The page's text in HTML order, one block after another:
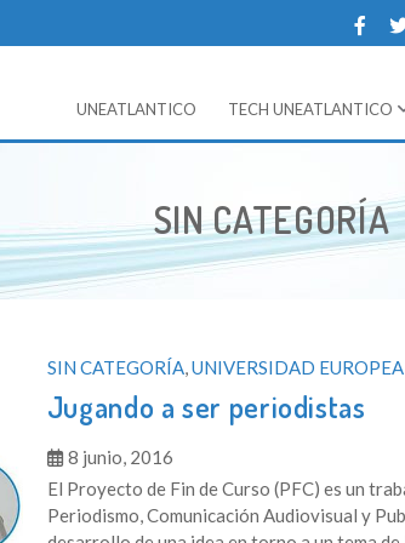
del Atlantico
en la Universidad Europea del Atlántico
UNEATLANTICO TECH UNEATLANTICO
CATEGORÍA:
SIN CATEGORÍA
SIN CATEGORÍA,UNIVERSIDAD
Jugando a ser periodistas
8 junio, 2016
El Proyecto de Fin de Curso (PFC) es un
Periodismo, Comunicación Audiovisual y